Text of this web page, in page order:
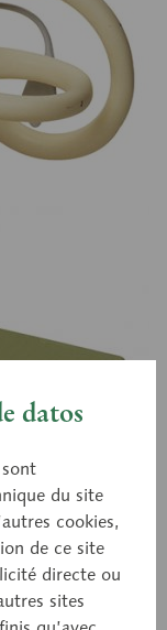
datos
du site
cookies,
de ce site
directe ou
sites